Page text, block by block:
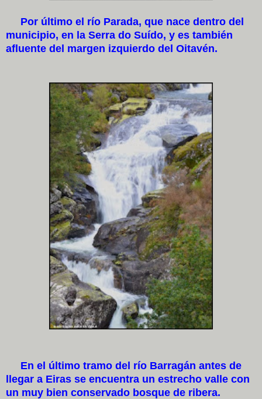
Por último el río Parada, que nace dentro del
municipio, en la Serra do Suído, y es también
afluente del margen izquierdo del Oitavén.
En el último tramo del río Barragán antes de
llegar a Eiras se encuentra un estrecho valle con
un muy bien conservado bosque de ribera.